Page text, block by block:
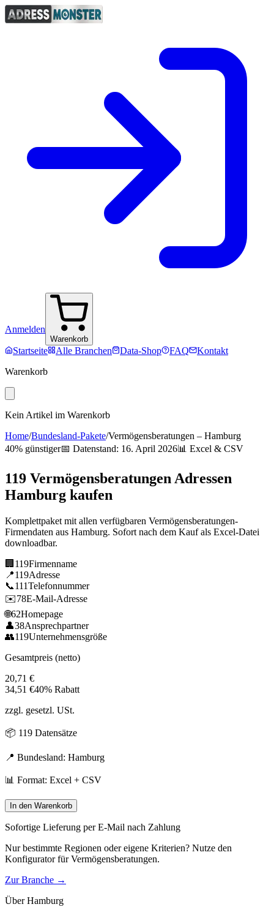
Anmelden
Warenkorb
Startseite Alle Branchen Data-Shop FAQ
Kontakt
Warenkorb
Kein Artikel im Warenkorb
Home/Bundesland-Pakete/Vermögensberatungen – Hamburg
40% günstiger📅 Datenstand: 16. April 2026📊 Excel & CSV
119 Vermögensberatungen Adressen
Hamburg kaufen
Komplettpaket mit allen verfügbaren Vermögensberatungen-
Firmendaten aus Hamburg. Sofort nach dem Kauf als Excel-Datei
downloadbar.
🏢 119Firmenname
📍119Adresse
📞111Telefonnummer
✉️78E-Mail-Adresse
🌐62Homepage
👤38Ansprechpartner
👥119Unternehmensgröße
Gesamtpreis (netto)
20,71 €
34,51 €40% Rabatt
zzgl. gesetzl. USt.
📦 119 Datensätze
📍 Bundesland: Hamburg
📊 Format: Excel + CSV
In den Warenkorb
Sofortige Lieferung per E-Mail nach Zahlung
Nur bestimmte Regionen oder eigene Kriterien? Nutze den
Konfigurator fürVermögensberatungen.
Zur Branche →
ÜberHamburg